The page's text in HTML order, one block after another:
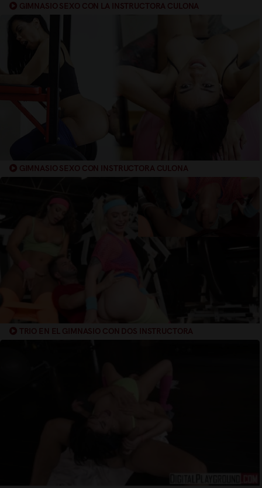
GIMNASIO SEXO CON LA INSTRUCTORA CULONA
GIMNASIO SEXO CON INSTRUCTORA CULONA
TRIO EN EL GIMNASIO CON DOS INSTRUCTORA